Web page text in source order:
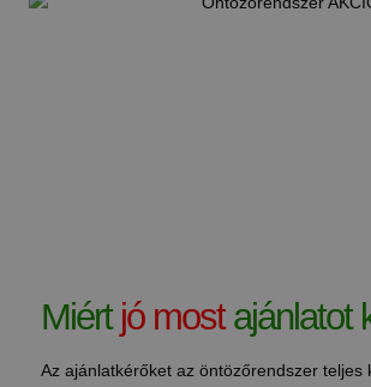
Miért jó mostajánlatot
Az ajánlatkérőket az öntözőrendszer teljes